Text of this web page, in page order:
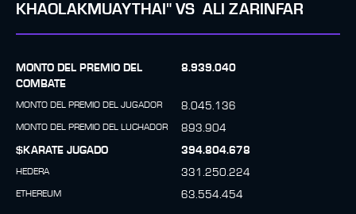
KHAOLAKMUAYTHAI" VS ALI ZARINFAR
MONTO DEL PREMIO DEL
COMBATE
8.939.040
MONTO DEL PREMIO DEL JUGADOR 8.045.136
MONTO DEL PREMIO DEL LUCHADOR
893.904
$KARATE JUGADO
394.804.678
HEDERA 331.250.224
ETHEREUM 63.554.454